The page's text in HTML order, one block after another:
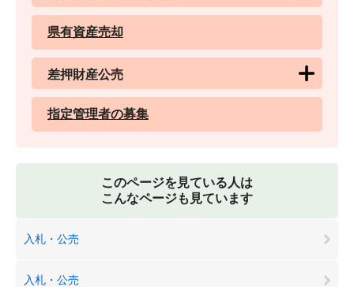
県有資産売却
差押財産公売
指定管理者の募集
このページを見ている人は
こんなページも見ています
入札・公売
入札・公売